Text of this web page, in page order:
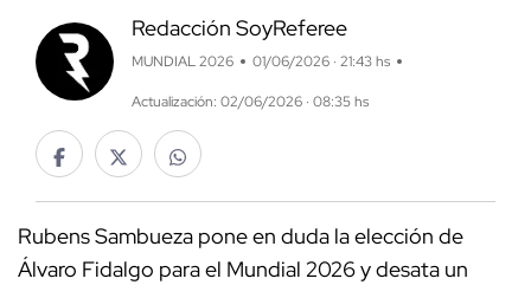
Redacción SoyReferee
MUNDIAL 2026 01/06/2026 · 21:43 hs
Actualización: 02/06/2026 · 08:35 hs
Rubens Sambueza pone en duda la elección de
Álvaro Fidalgo para el Mundial 2026 y desata un